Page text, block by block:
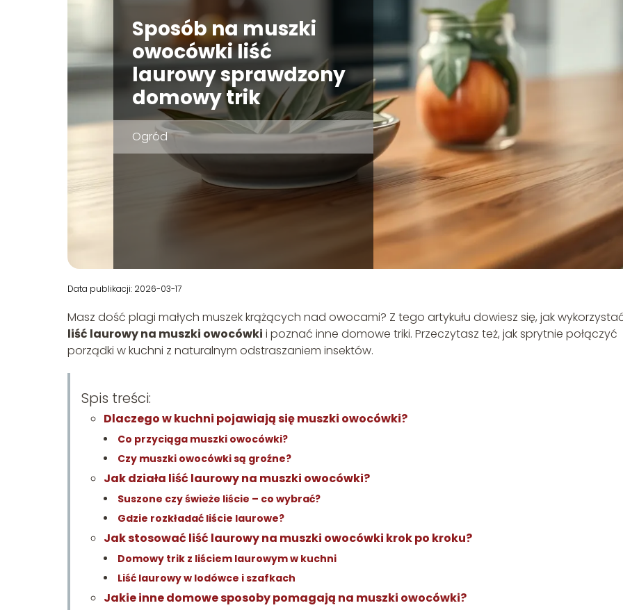
Sposób na muszki
owocówki liść
laurowy sprawdzony
domowy trik
Ogród
Data publikacji: 2026-03-17
Masz dość plagi małych muszek krążących nad owocami? Z tego artykułu dowiesz się, jak
liść laurowy na muszki owocówki i poznać inne domowe triki. Przeczytasz też, jak sprytnie połączyć
porządki w kuchni z naturalnym odstraszaniem insektów.
Spis treści:
Dlaczego w kuchni pojawiają się muszki owocówki?
Co przyciąga muszki owocówki?
Czy muszki owocówki są groźne?
Jak działa liść laurowy na muszki owocówki?
Suszone czy świeże liście – co wybrać?
Gdzie rozkładać liście laurowe?
Jak stosować liść laurowy na muszki owocówki krok po kroku?
Domowy trik z liściem laurowym w kuchni
Liść laurowy w lodówce i szafkach
Jakie inne domowe sposoby pomagają na muszki owocówki?